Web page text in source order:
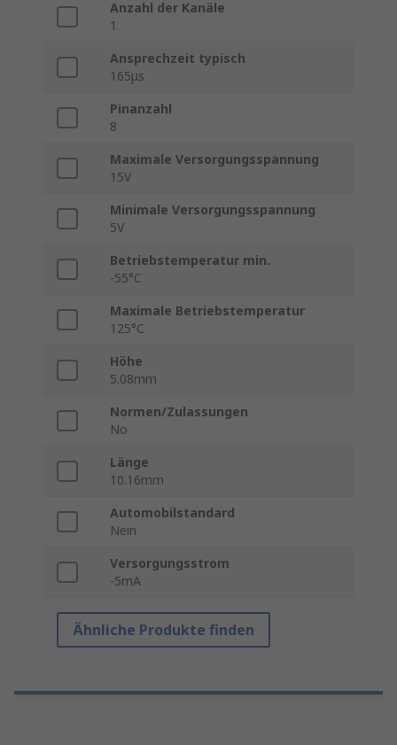
Anzahl der Kanäle
1
Ansprechzeit typisch
165μs
Pinanzahl
8
Maximale Versorgungsspannung
15V
Minimale Versorgungsspannung
5V
Betriebstemperatur min.
-55°C
Maximale Betriebstemperatur
125°C
Höhe
5.08mm
Normen/Zulassungen
No
Länge
10.16mm
Automobilstandard
Nein
Versorgungsstrom
-5mA
Ähnliche Produkte finden